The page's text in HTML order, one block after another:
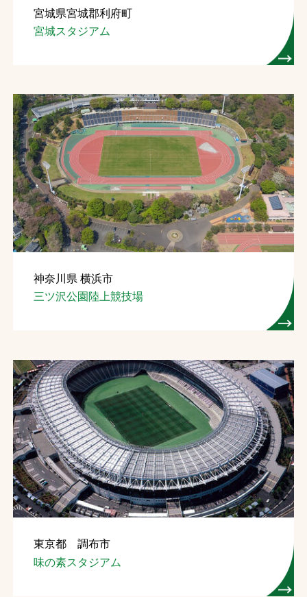
お取引先の皆様へ
プライバシーポリシー
ソーシャルメディアポリシー
文字の見えづらさや操作にお困りの方へ
宮城県宮城郡利府町
宮城スタジアム
神奈川県 横浜市
三ツ沢公園陸上競技場
東京都 調布市
味の素スタジアム